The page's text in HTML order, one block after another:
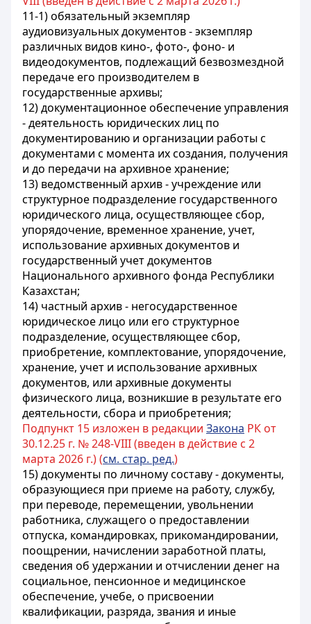
11-1) обязательный экземпляр
аудиовизуальных документов - экземпляр
различных видов кино-, фото-, фоно- и
видеодокументов, подлежащий безвозмездной
передаче его производителем в
государственные архивы;
12) документационное обеспечение управления
- деятельность юридических лиц по
документированию и организации работы с
документами с момента их создания, получения
и до передачи на архивное хранение;
13) ведомственный архив - учреждение или
структурное подразделение государственного
юридического лица, осуществляющее сбор,
упорядочение, временное хранение, учет,
использование архивных документов и
государственный учет документов
Национального архивного фонда Республики
Казахстан;
14) частный архив - негосударственное
юридическое лицо или его структурное
подразделение, осуществляющее сбор,
приобретение, комплектование, упорядочение,
хранение, учет и использование архивных
документов, или архивные документы
физического лица, возникшие в результате его
деятельности, сбора и приобретения;
Подпункт 15 изложен в редакции Закона РК от
30.12.25 г. № 248-VIII (введен в действие с 2
марта 2026 г.) (см. стар. ред.)
15) документы по личному составу - документы,
образующиеся при приеме на работу, службу,
при переводе, перемещении, увольнении
работника, служащего о предоставлении
отпуска, командировках, прикомандировании,
поощрении, начислении заработной платы,
сведения об удержании и отчислении денег на
социальное, пенсионное и медицинское
обеспечение, учебе, о присвоении
квалификации, разряда, звания и иные